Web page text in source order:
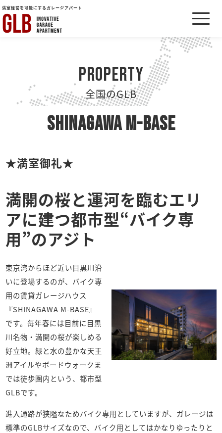
満室経営を可能にするガレージアパート
property
全国のGLB
SHINAGAWA M-BASE
★満室御礼★
満開の桜と運河を臨むエリ
アに建つ都市型“バイク専
用”のアジト
東京湾からほど近い目黒川沿
いに登場するのが、バイク専
用の賃貸ガレージハウス
『SHINAGAWA M-BASE』
です。毎年春には目前に目黒
川名物・満開の桜が楽しめる
好立地。緑と水の豊かな天王
洲アイルやボードウォークま
では徒歩圏内という、都市型
GLBです。
進入通路が狭隘なためバイク専用としていますが、ガレージは
標準のGLBサイズなので、バイク用としてはかなりゆったりと